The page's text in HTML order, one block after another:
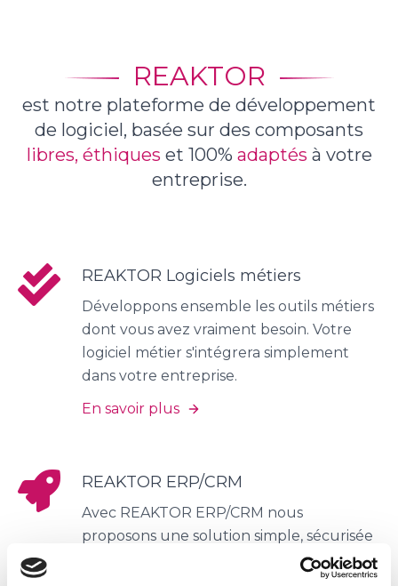
REAKTOR
est notre plateforme de développement
de logiciel, basée sur des composants
libres, éthiques et 100% adaptés à votre
entreprise.
REAKTOR Logiciels métiers
Développons ensemble les outils métiers
dont vous avez vraiment besoin. Votre
logiciel métier s'intégrera simplement
dans votre entreprise.
En savoir plus
REAKTOR ERP/CRM
Avec REAKTOR ERP/CRM nous
proposons une solution simple, sécurisée
et économique pour gérer votre